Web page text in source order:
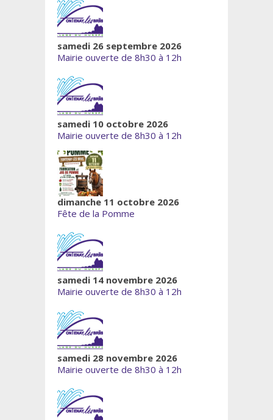
samedi 26 septembre 2026
Mairie ouverte de 8h30 à 12h
samedi 10 octobre 2026
Mairie ouverte de 8h30 à 12h
dimanche 11 octobre 2026
Fête de la Pomme
samedi 14 novembre 2026
Mairie ouverte de 8h30 à 12h
samedi 28 novembre 2026
Mairie ouverte de 8h30 à 12h